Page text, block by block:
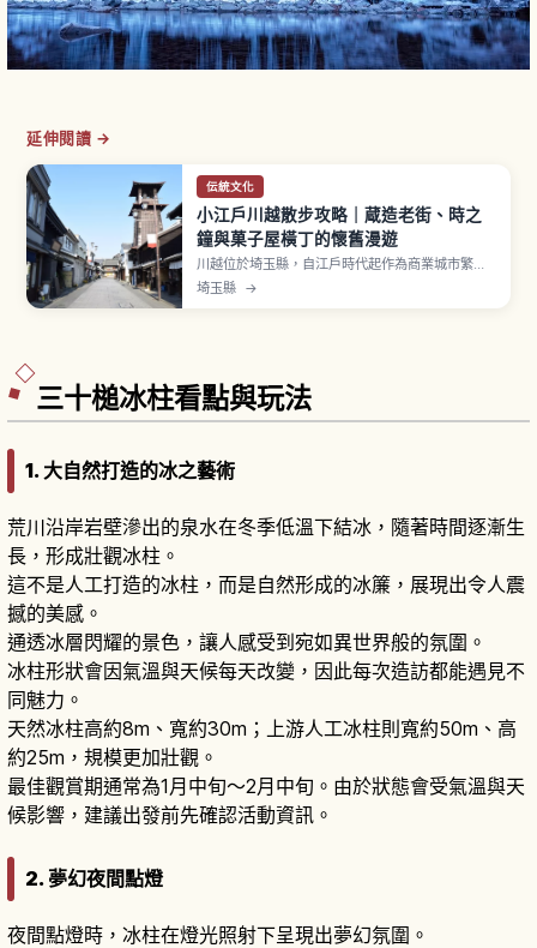
延伸閱讀 →
伝統文化
小江戶川越散步攻略｜蔵造老街、時之
鐘與菓子屋橫丁的懷舊漫遊
川越位於埼玉縣，自江戶時代起作為商業城市繁
榮，被稱為「小江戶」。平成11年（1999年）被選
埼玉縣 →
三十槌冰柱看點與玩法
1. 大自然打造的冰之藝術
荒川沿岸岩壁滲出的泉水在冬季低溫下結冰，隨著時間逐漸生
長，形成壯觀冰柱。
這不是人工打造的冰柱，而是自然形成的冰簾，展現出令人震
撼的美感。
通透冰層閃耀的景色，讓人感受到宛如異世界般的氛圍。
冰柱形狀會因氣溫與天候每天改變，因此每次造訪都能遇見不
同魅力。
天然冰柱高約8m、寬約30m；上游人工冰柱則寬約50m、高
約25m，規模更加壯觀。
最佳觀賞期通常為1月中旬～2月中旬。由於狀態會受氣溫與天
候影響，建議出發前先確認活動資訊。
2. 夢幻夜間點燈
夜間點燈時，冰柱在燈光照射下呈現出夢幻氛圍。